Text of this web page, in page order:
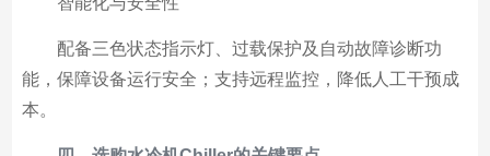
配备三色状态指示灯、过载保护及自动故障诊断功
能，保障设备运行安全；支持远程监控，降低人工干预成
本。